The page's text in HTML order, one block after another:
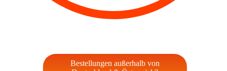
Bestellungen außerhalb von